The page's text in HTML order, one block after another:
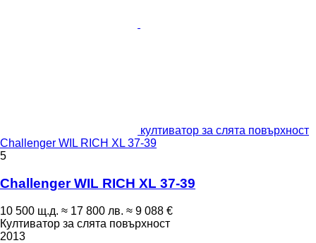
култиватор за слята повърхност
Challenger WIL RICH XL 37-39
5
Challenger WIL RICH XL 37-39
10 500 щ.д. ≈ 17 800 лв. ≈ 9 088 €
Култиватор за слята повърхност
2013